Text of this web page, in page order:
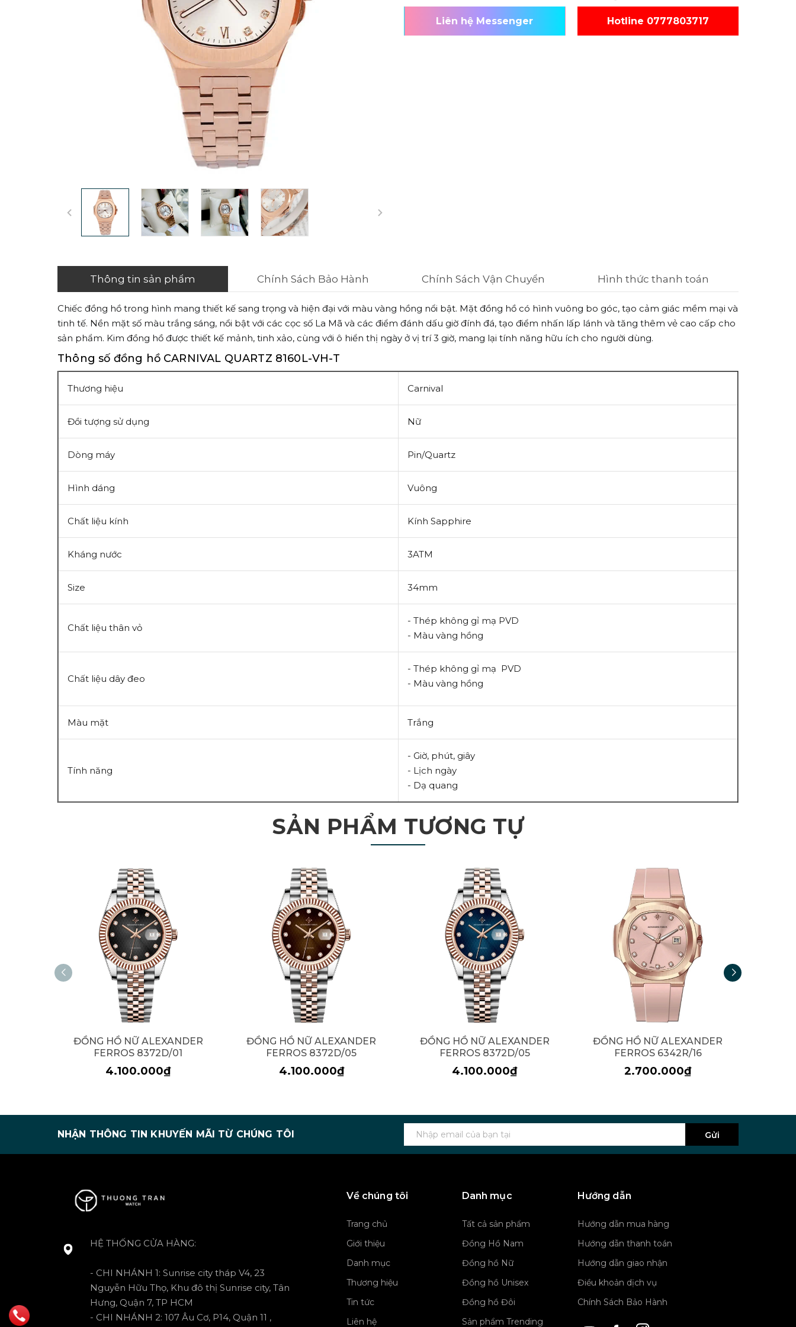
Liên hệ Messenger Hotline 0777803717
Thông tin sản phẩm Chính Sách Bảo Hành Chính Sách Vận Chuyển Hình thức thanh toán
Chiếc đồng hồ trong hình mang thiết kế sang trọng và hiện đại với màu vàng hồng nổi bật. Mặt đồng hồ có hình vuông bo góc, tạo cảm giác mềm mại và
tinh tế. Nền mặt số màu trắng sáng, nổi bật với các cọc số La Mã và các điểm đánh dấu giờ đính đá, tạo điểm nhấn lấp lánh và tăng thêm vẻ cao cấp cho
sản phẩm. Kim đồng hồ được thiết kế mảnh, tinh xảo, cùng với ô hiển thị ngày ở vị trí 3 giờ, mang lại tính năng hữu ích cho người dùng.
Thông số đồng hồ CARNIVAL QUARTZ 8160L-VH-T
Thương hiệu Carnival
Đồi tượng sử dụng Nữ
Dòng máy Pin/Quartz
Hình dáng Vuông
Chất liệu kính Kính Sapphire
Kháng nước 3ATM
Size 34mm
Chất liệu thân vỏ
- Thép không gỉ mạ PVD
- Màu vàng hồng
Chất liệu dây đeo
- Thép không gỉ mạ PVD
- Màu vàng hồng
Màu mặt Trắng
Tính năng
- Giờ, phút, giây
- Lịch ngày
- Dạ quang
SẢN PHẨM TƯƠNG TỰ
ĐỒNG HỒ NỮ ALEXANDER
FERROS 8372D/01
4.100.000₫
ĐỒNG HỒ NỮ ALEXANDER
FERROS 8372D/05
4.100.000₫
ĐỒNG HỒ NỮ ALEXANDER
FERROS 8372D/05
4.100.000₫
ĐỒNG HỒ NỮ ALEXANDER
FERROS 6342R/16
2.700.000₫
NHẬN THÔNG TIN KHUYẾN MÃI TỪ CHÚNG TÔI Gửi
HỆ THỐNG CỬA HÀNG:
- CHI NHÁNH 1: Sunrise city tháp V4, 23
Nguyễn Hữu Thọ, Khu đô thị Sunrise city, Tân
Hưng, Quận 7, TP HCM
- CHI NHÁNH 2: 107 Âu Cơ, P14, Quận 11 ,
Về chúng tôi
Trang chủ
Giới thiệu
Danh mục
Thương hiệu
Tin tức
Liên hệ
Danh mục
Tất cả sản phẩm
Đồng Hồ Nam
Đồng hồ Nữ
Đồng hồ Unisex
Đồng hồ Đôi
Sản phẩm Trending
Hướng dẫn
Hướng dẫn mua hàng
Hướng dẫn thanh toán
Hướng dẫn giao nhận
Điều khoản dịch vụ
Chính Sách Bảo Hành